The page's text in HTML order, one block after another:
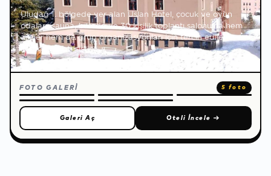
Uludağ 1. bölgede yer alan Uslan Hotel, çocuk ve oyun
odaları, sauna, bilardo ve 30 kişilik toplantı salonuyla hem
aileler hem de grup organizasyonları için tercih edilen
konforlu bir tesistir.
FOTO GALERİ 5 foto
Galeri Aç Oteli İncele →